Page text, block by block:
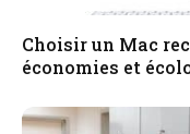
Choisir un Mac
économies et